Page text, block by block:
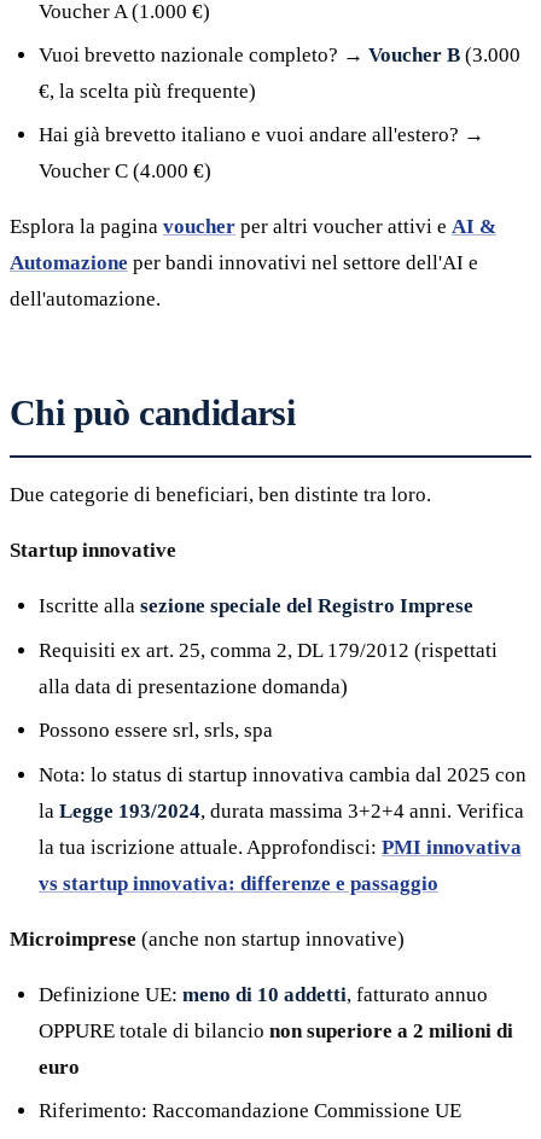
Voucher A (1.000 €)
Vuoi brevetto nazionale completo? → Voucher B (3.000
€, la scelta più frequente)
Hai già brevetto italiano e vuoi andare all'estero? →
Voucher C (4.000 €)
Esplora la pagina voucher per altri voucher attivi e AI &
Automazione per bandi innovativi nel settore dell'AI e
dell'automazione.
Chi può candidarsi
Due categorie di beneficiari, ben distinte tra loro.
Startup innovative
Iscritte alla sezione speciale del Registro Imprese
Requisiti ex art. 25, comma 2, DL 179/2012 (rispettati
alla data di presentazione domanda)
Possono essere srl, srls, spa
Nota: lo status di startup innovativa cambia dal 2025 con
la Legge 193/2024, durata massima 3+2+4 anni. Verifica
la tua iscrizione attuale. Approfondisci: PMI innovativa
vs startup innovativa: differenze e passaggio
Microimprese (anche non startup innovative)
Definizione UE: meno di 10 addetti, fatturato annuo
OPPURE totale di bilancio non superiore a 2 milioni di
euro
Riferimento: Raccomandazione Commissione UE